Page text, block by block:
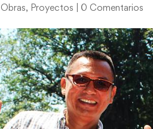
Obras, Proyectos 0 Comentarios